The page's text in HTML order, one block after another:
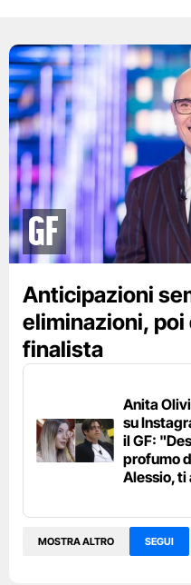
GF
Anticipazioni
eliminazioni,
finalista
Anita
su
il GF:
profumo
Alessio,
MOSTRA ALTRO SEGUI